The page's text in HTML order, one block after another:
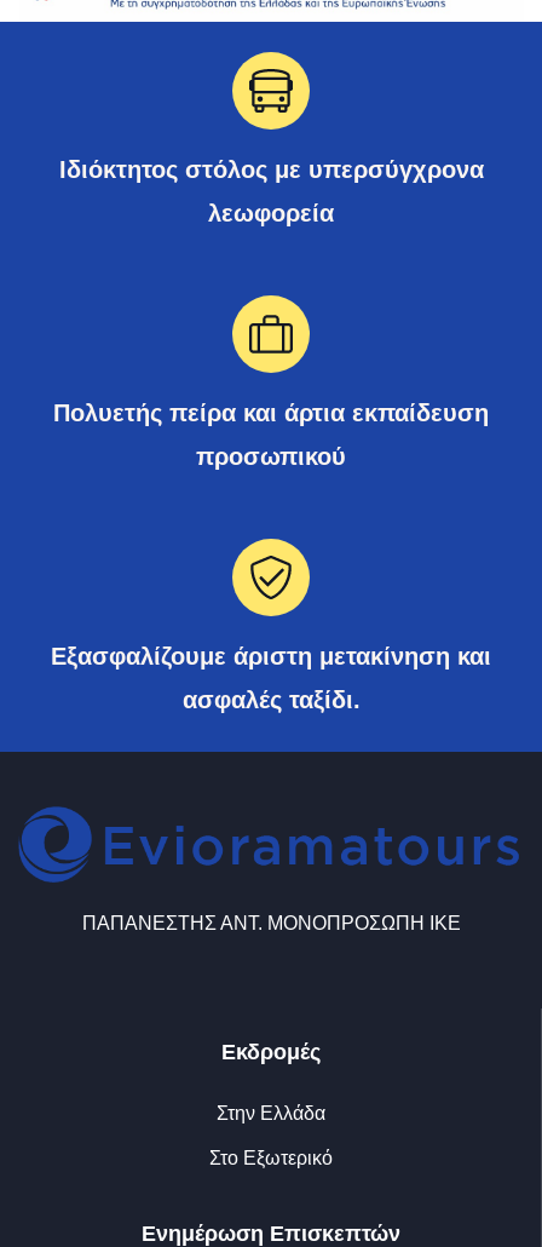
Ιδιόκτητος στόλος με υπερσύγχρονα
λεωφορεία
Πολυετής πείρα και άρτια εκπαίδευση
προσωπικού
Εξασφαλίζουμε άριστη μετακίνηση και
ασφαλές ταξίδι.
ΠΑΠΑΝΕΣΤΗΣ ΑΝΤ. ΜΟΝΟΠΡΟΣΩΠΗ ΙΚΕ
Εκδρομές
Στην Ελλάδα
Στο Εξωτερικό
Ενημέρωση Επισκεπτών